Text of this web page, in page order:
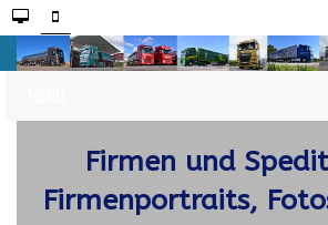
Firmen und
Firmenportraits,